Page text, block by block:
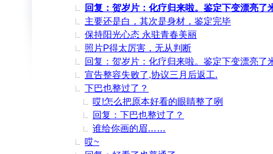
回复：贺岁片：化疗归来啦。鉴定下变漂亮了
主要还是白，其次是身材，鉴定完毕
保持阳光心态 永驻青春美丽
照片P得太厉害，无从判断
回复：贺岁片：化疗归来啦。鉴定下变漂亮了
宣告整容失败了,协议三月后返工.
下巴也整过了？
哎!怎么把原本好看的眼睛整了咧
回复：下巴也整过了？
谁给你画的眉……
哎~